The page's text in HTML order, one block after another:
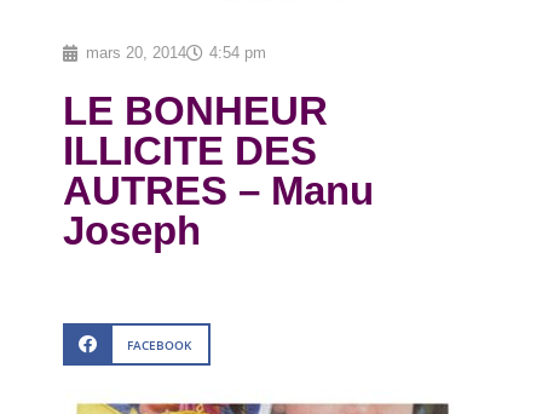
mars 20, 2014 4:54 pm
LE BONHEUR
ILLICITE DES
AUTRES – Manu
Joseph
FACEBOOK